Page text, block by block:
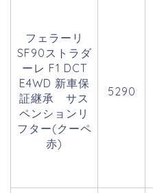
フェラーリ
SF90ストラダ
ーレ F1 DCT
E4WD 新車保
証継承 サス
ペンションリ
フター(クーペ
赤)
5290